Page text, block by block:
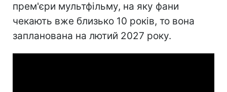
прем'єри мультфільму, на яку фани
чекають вже близько 10 років, то вона
запланована на лютий 2027 року.